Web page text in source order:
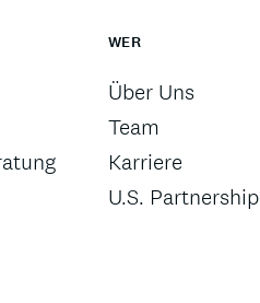
WER
Über Uns
Team
Karriere
U.S. Partnership